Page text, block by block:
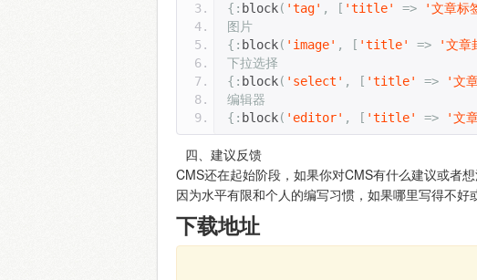
{: block( 'tag' , [ 'title' => '文章标
图片
{: block( 'image' , [ 'title' => '文章
下拉选择
{: block( 'select' , [ 'title' => '文
编辑器
{: block( 'editor' , [ 'title' => '文
四、建议反馈
CMS还在起始阶段，如果你对CMS有什么建议或者
因为水平有限和个人的编写习惯，如果哪里写得不好
下载地址